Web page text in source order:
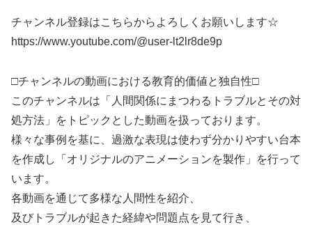
チャンネル登録はこちらからよろしくお願いします☆
https://www.youtube.com/@user-lt2lr8de9p
□チャンネルの動画における教育的価値と独自性□
このチャンネルは「人間関係にまつわるトラブルとその対
処方法」をトピックとした動画を扱っております。
様々な事例を基に、過激な表現は使わず分かりやすい台本
を作成し「オリジナルのアニメーションを製作」を行って
います。
各動画を通じて多様な人間性を紹介、
及びトラブルが起きた経緯や問題点を見て行き、